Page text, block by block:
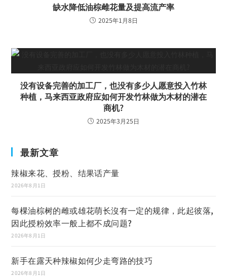
缺水降低油棕雌花量及提高流产率
2025年1月8日
没有设备完善的加工厂，也没有多少人愿意投入竹林
种植，马来西亚政府应如何开发竹林做为木材的潜在
商机?
2025年3月25日
最新文章
辣椒来花、授粉、结果话产量
2026年8月1日
每棵油棕树的雌或雄花萌长沒有一定的规律，此起彼落,
因此授粉效率一般上都不成问题?
2026年8月1日
新手在露天种辣椒如何少走弯路的技巧
2026年8月1日